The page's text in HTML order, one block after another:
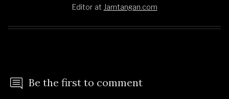
Editor at Jamtangan.com
Be the first to comment